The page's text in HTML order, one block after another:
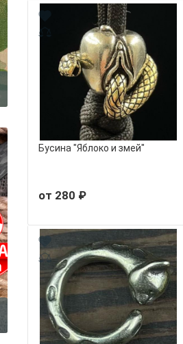
Бусина "Яблоко и змей"
от 280 ₽